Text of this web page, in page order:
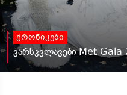
ქრონიკები
ვარსკვლავები Met